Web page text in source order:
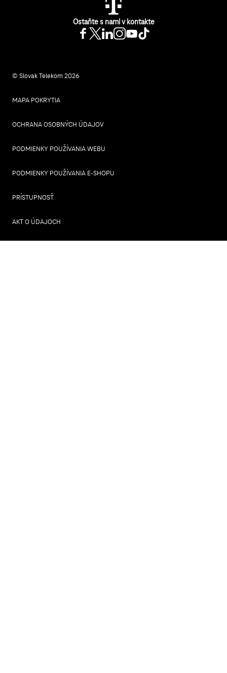
Ostaňte s nami v kontakte
© Slovak Telekom 2026
MAPA POKRYTIA
OCHRANA OSOBNÝCH ÚDAJOV
PODMIENKY POUŽÍVANIA WEBU
PODMIENKY POUŽÍVANIA E-SHOPU
PRÍSTUPNOSŤ
AKT O ÚDAJOCH